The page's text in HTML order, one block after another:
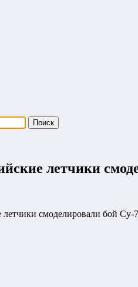
летчики
смоделировали бой Су-